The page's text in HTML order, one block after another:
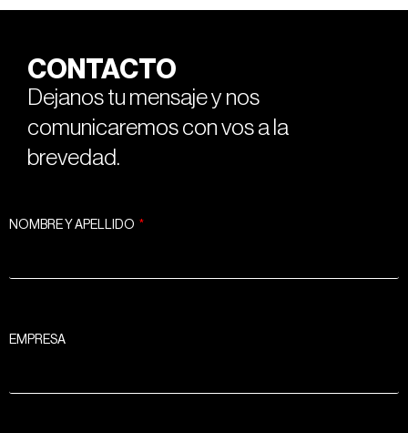
CONTACTO
Dejanos tu mensaje y nos
comunicaremos con vos a la
brevedad.
NOMBRE Y APELLIDO
EMPRESA